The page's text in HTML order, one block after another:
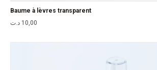
Baume à lèvres transparent
10,00 د.ت